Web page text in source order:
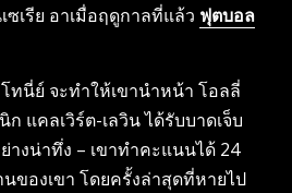
ซเรีย อาเมื่อฤดูกาลที่แล้ว ฟุตบอล
ทนี่ย์ จะทำให้เขานำหน้า โอลลี่
แคลเวิร์ต-เลวิน ได้รับบาดเจ็บ
งน่าทึ่ง – เขาทำคะแนนได้ 24
ของเขา โดยครั้งล่าสุดที่หายไป